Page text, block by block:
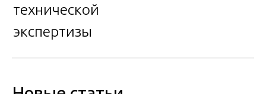
технической
экспертизы